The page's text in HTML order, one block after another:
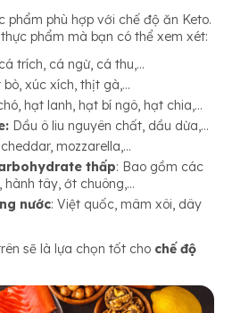
phẩm phù hợp với chế độ ăn Keto.
phẩm mà bạn có thể xem xét:
trích, cá ngừ, cá thu,…
bò, xúc xích, thịt gà,…
hạt lanh, hạt bí ngô, hạt chia,…
Dầu ô liu nguyên chất, dầu dừa,…
mozzarella,…
thấp: Bao gồm các
hành tây, ớt chuông,…
nước: Việt quốc, mâm xôi, dây
sẽ là lựa chọn tốt cho chế độ